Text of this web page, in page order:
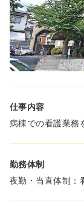
《回復過程をや
◆痛みを取るだ
ビリにも力を入
回復して在宅復
様が回復され笑
きます。
《働きやすい職
◆年間を通して
働かれる方もい
長い方ですと
◆産育休の復帰
トホームな病院
《定年後も長く
仕事内容
病棟での看護業務
勤務体制
夜勤・当直体制：